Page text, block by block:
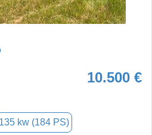
10.500 €
135 kw (184 PS)